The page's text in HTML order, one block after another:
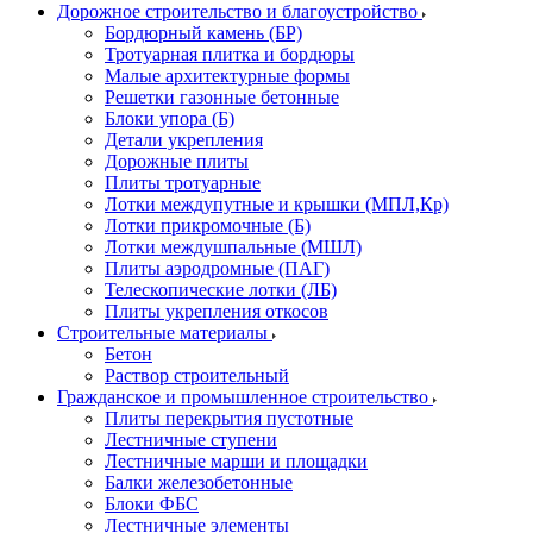
Дорожное строительство и благоустройство
Бордюрный камень (БР)
Тротуарная плитка и бордюры
Малые архитектурные формы
Решетки газонные бетонные
Блоки упора (Б)
Детали укрепления
Дорожные плиты
Плиты тротуарные
Лотки междупутные и крышки (МПЛ,Кр)
Лотки прикромочные (Б)
Лотки междушпальные (МШЛ)
Плиты аэродромные (ПАГ)
Телескопические лотки (ЛБ)
Плиты укрепления откосов
Строительные материалы
Бетон
Раствор строительный
Гражданское и промышленное строительство
Плиты перекрытия пустотные
Лестничные ступени
Лестничные марши и площадки
Балки железобетонные
Блоки ФБС
Лестничные элементы